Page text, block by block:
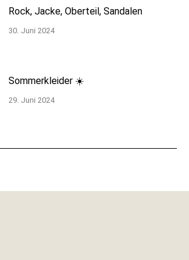
Rock, Jacke, Oberteil, Sandalen
30. Juni 2024
Sommerkleider ☀️
29. Juni 2024